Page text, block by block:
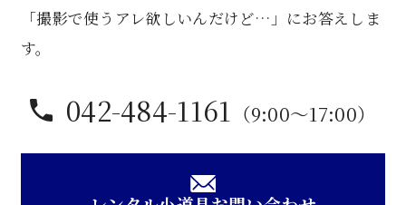
「撮影で使うアレ欲しいんだけど…」にお答えしま
す。
042-484-1161 （9:00〜17:00）